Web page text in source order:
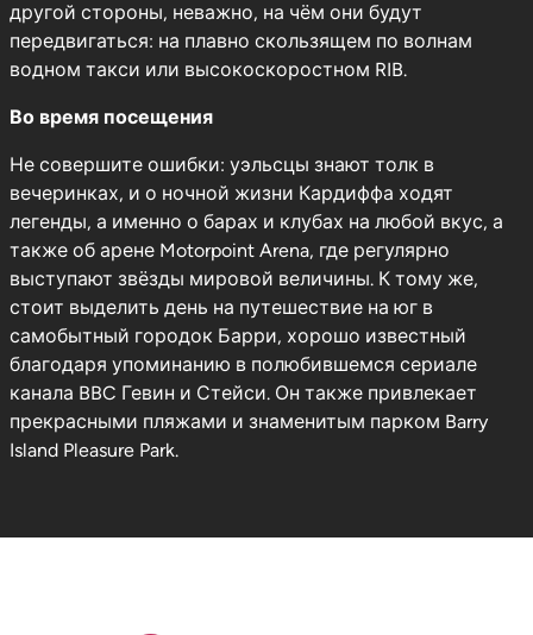
другой стороны, неважно, на чём они будут
передвигаться: на плавно скользящем по волнам
водном такси или высокоскоростном RIB.
Во время посещения
Не совершите ошибки: уэльсцы знают толк в
вечеринках, и о ночной жизни Кардиффа ходят
легенды, а именно о барах и клубах на любой вкус, а
также об арене Motorpoint Arena, где регулярно
выступают звёзды мировой величины. К тому же,
стоит выделить день на путешествие на юг в
самобытный городок Барри, хорошо известный
благодаря упоминанию в полюбившемся сериале
канала BBC Гевин и Стейси. Он также привлекает
прекрасными пляжами и знаменитым парком Barry
Island Pleasure Park.